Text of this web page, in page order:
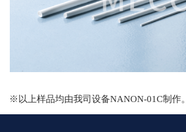
※以上样品均由我司设备NANON-01C制作。